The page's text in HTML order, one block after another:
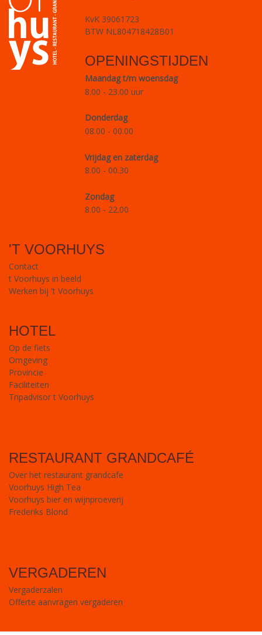
KvK 39061723
BTW NL804718428B01
OPENINGSTIJDEN
Maandag t/m woensdag
8.00 - 23.00 uur
Donderdag
08.00 - 00.00
Vrijdag en zaterdag
8.00 - 00.30
Zondag
8.00 - 22.00
'T VOORHUYS
Contact
t Voorhuys in beeld
Werken bij 't Voorhuys
HOTEL
Op de fiets
Omgeving
Provincie
Faciliteiten
Tripadvisor t Voorhuys
RESTAURANT GRANDCAFÉ
Over het restaurant grandcafe
Voorhuys High Tea
Voorhuys bier en wijnproeverij
Frederiks Blond
VERGADEREN
Vergaderzalen
Offerte aanvragen vergaderen